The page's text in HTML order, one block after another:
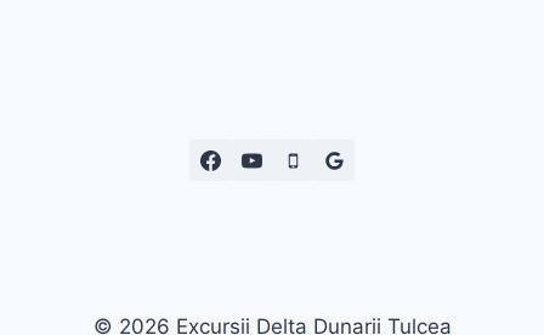
© 2026 Excursii Delta Dunarii Tulcea